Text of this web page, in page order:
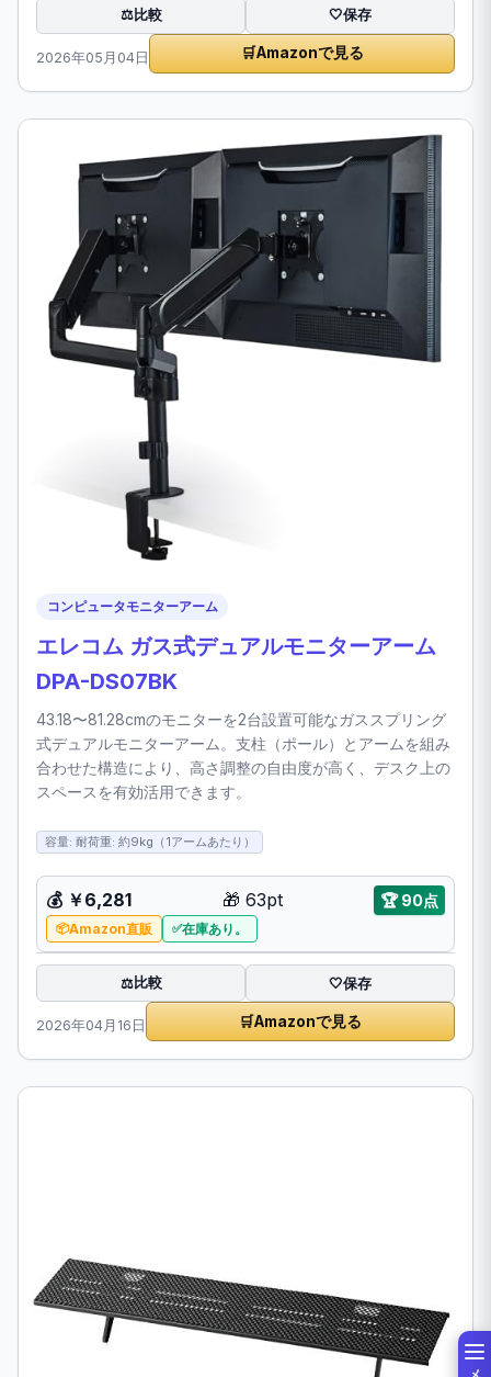
⚖️比較 🤍保存
2026年05月04日 🛒Amazonで見る
コンピュータモニターアーム
エレコム ガス式デュアルモニターアーム
DPA-DS07BK
43.18〜81.28cmのモニターを2台設置可能なガススプリング
式デュアルモニターアーム。支柱（ポール）とアームを組み
合わせた構造により、高さ調整の自由度が高く、デスク上の
スペースを有効活用できます。
容量: 耐荷重: 約9kg（1アームあたり）
💰 ￥6,281 🎁 63pt 🏆 90点
Amazon直販 在庫あり。
⚖️比較 🤍保存
2026年04月16日 🛒Amazonで見る